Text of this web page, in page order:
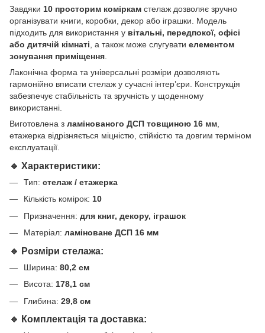
Завдяки 10 просторим коміркам стелаж дозволяє зручно
організувати книги, коробки, декор або іграшки. Модель
підходить для використання у вітальні, передпокої, офісі
або дитячій кімнаті , а також може слугувати елементом
зонування приміщення
Лаконічна форма та універсальні розміри дозволяють
гармонійно вписати стелаж у сучасні інтер’єри. Конструкція
забезпечує стабільність та зручність у щоденному
використанні.
Виготовлена з ламінованого ДСП товщиною 16 мм
етажерка відрізняється міцністю, стійкістю та довгим терміном
експлуатації.
🔹 Характеристики:
Тип: стелаж / етажерка
Кількість комірок: 10
Призначення: для книг, декору, іграшок
Матеріал: ламіноване ДСП 16 мм
🔹 Розміри стелажа:
Ширина: 80,2 см
Висота: 178,1 см
Глибина: 29,8 см
🔹 Комплектація та доставка: